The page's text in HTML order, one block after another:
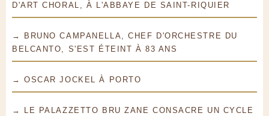
D'ART CHORAL, À L'ABBAYE DE SAINT-RIQUIER
→ BRUNO CAMPANELLA, CHEF D'ORCHESTRE DU
BELCANTO, S'EST ÉTEINT À 83 ANS
→ OSCAR JOCKEL À PORTO
→ LE PALAZZETTO BRU ZANE CONSACRE UN CYCLE